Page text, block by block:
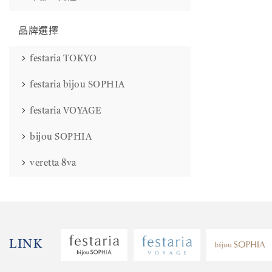
品牌選擇
festaria TOKYO
festaria bijou SOPHIA
festaria VOYAGE
bijou SOPHIA
veretta 8va
LINK